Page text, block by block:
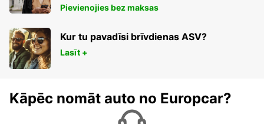
Pievienojies bez maksas
Kur tu pavadīsi brīvdienas ASV?
Lasīt +
Kāpēc nomāt auto no Europcar?